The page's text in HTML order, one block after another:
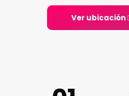
Ver ubicación